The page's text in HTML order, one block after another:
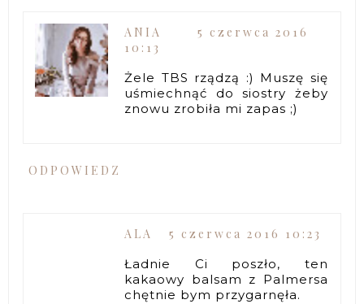
ANIA
5 czerwca 2016
10:13
Żele TBS rządzą :) Muszę się
uśmiechnąć do siostry żeby
znowu zrobiła mi zapas ;)
ODPOWIEDZ
ALA
5 czerwca 2016 10:23
Ładnie Ci poszło, ten
kakaowy balsam z Palmersa
chętnie bym przygarnęła.